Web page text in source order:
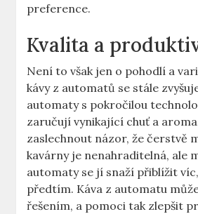
preference.
Kvalita‌ a
Není to ⁣však jen o pohodlí a
kávy ⁢z automatů se stále
automaty s pokročilou
zaručují vynikající chuť ‌a
zaslechnout názor, že ‌čerstvě
kavárny je‍ nenahraditelná, ale
‍automaty‌ se jí snaží přiblížit
předtím. Káva z ‍automatu‍
řešením,‌ a pomoci tak zlepšit⁤